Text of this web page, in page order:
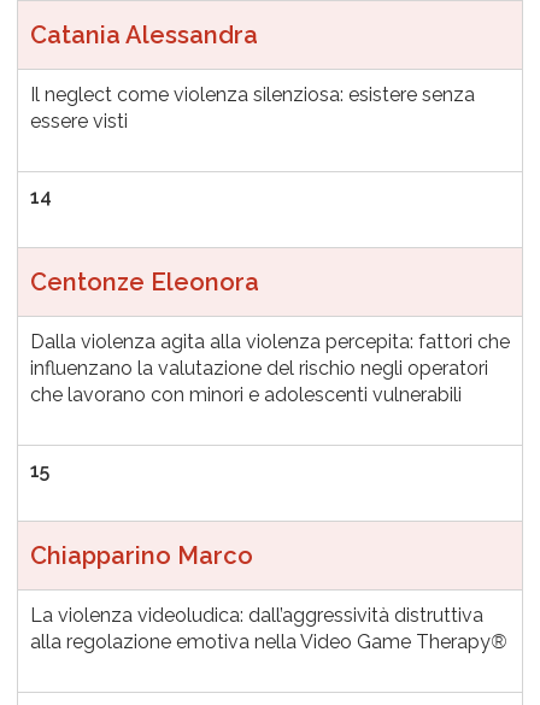
Catania Alessandra
Il neglect come violenza silenziosa: esistere senza
essere visti
14
Centonze Eleonora
Dalla violenza agita alla violenza percepita: fattori che
influenzano la valutazione del rischio negli operatori
che lavorano con minori e adolescenti vulnerabili
15
Chiapparino Marco
La violenza videoludica: dall’aggressività distruttiva
alla regolazione emotiva nella Video Game Therapy®